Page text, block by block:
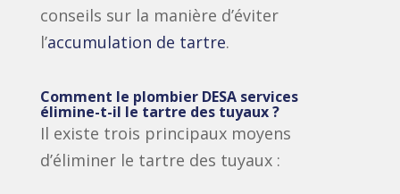
conseils sur la manière d’éviter
l’accumulation de tartre.
Comment le plombier DESA services
élimine-t-il le tartre des tuyaux ?
Il existe trois principaux moyens
d’éliminer le tartre des tuyaux :